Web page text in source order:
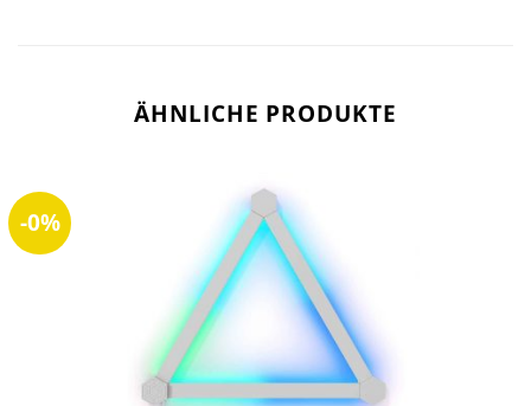
ÄHNLICHE PRODUKTE
-0%